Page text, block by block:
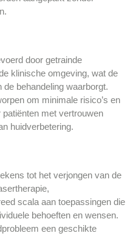
door getrainde
klinische omgeving, wat de
behandeling waarborgt.
om minimale risico’s en
met vertrouwen
huidverbetering.
tot het verjongen van de
scala aan toepassingen die
behoeften en wensen.
een geschikte